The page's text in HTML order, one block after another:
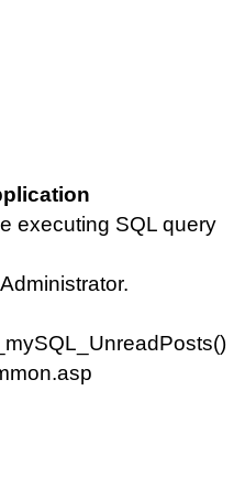
executing SQL query